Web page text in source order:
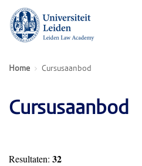
Home Cursusaanbod
Cursusaanbod
Resultaten: 32